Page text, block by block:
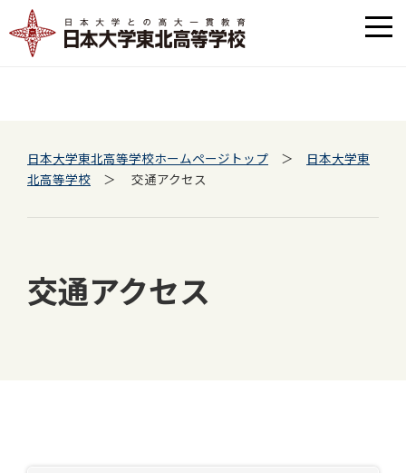
日本大学東北高等学校ホームページトップ ＞ 日本大学東
北高等学校 ＞ 交通アクセス
交通アクセス